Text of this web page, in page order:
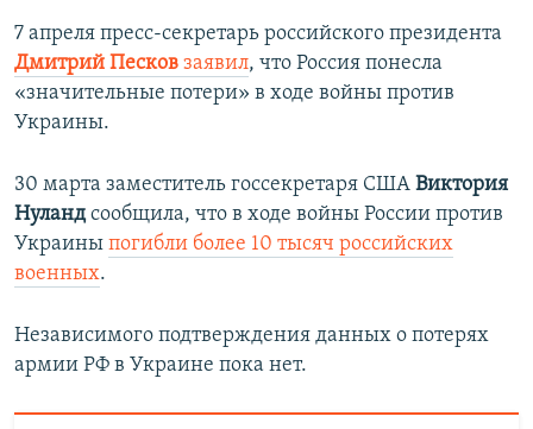
7 апреля пресс-секретарь российского президента
Дмитрий Песков заявил, что Россия понесла
«значительные потери» в ходе войны против
Украины.
30 марта заместитель госсекретаря США Виктория
Нуландсообщила, что в ходе войны России против
Украины погибли более 10 тысяч российских
военных.
Независимого подтверждения данных о потерях
армии РФ в Украине пока нет.